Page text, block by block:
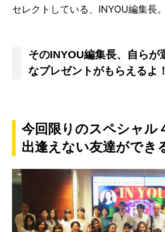
セレクトしている、INYOU編集長。
そのINYOU編集長、自らが
なプレゼントがもらえるよ！
今回限りのスペシャル
出逢えない友達ができ